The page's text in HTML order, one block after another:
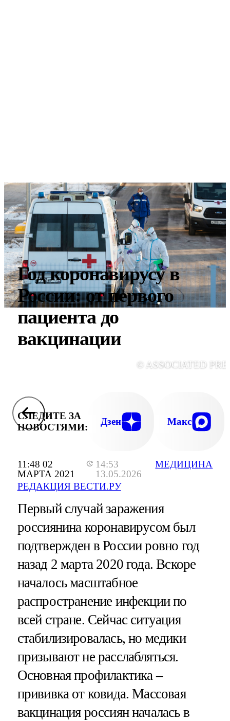
11:48 02
МАРТА 2021
14:53
13.05.2026
РЕДАКЦИЯ ВЕСТИ.РУ
МЕДИЦИНА
Год коронавирусу в
России: от первого
пациента до
вакцинации
© ASSOCIATED
СЛЕДИТЕ ЗА
НОВОСТЯМИ:
Дзен Макс
Первый случай заражения
россиянина коронавирусом был
подтвержден в России ровно год
назад 2 марта 2020 года. Вскоре
началось масштабное
распространение инфекции по
всей стране. Сейчас ситуация
стабилизировалась, но медики
призывают не расслабляться.
Основная профилактика –
прививка от ковида. Массовая
вакцинация россиян началась в